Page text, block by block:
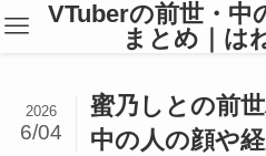
VTuberの前世・中
まとめ｜は
蜜乃しとの前
中の人の顔や
2026
6/04